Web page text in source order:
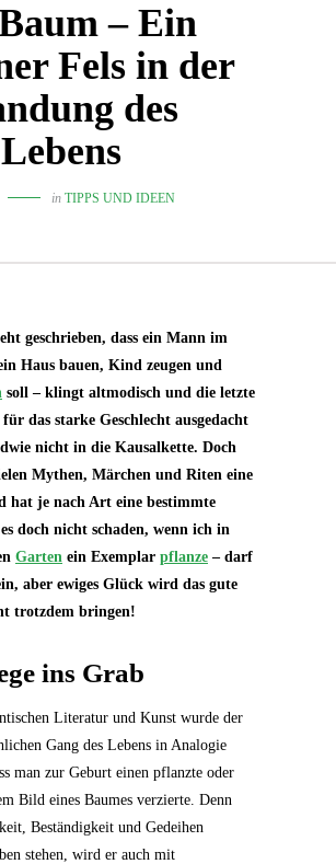
– Ein
Fels in der
des
Lebens
in TIPPS UND IDEEN
geschrieben, dass ein Mann im
Haus bauen, Kind zeugen und
soll – klingt altmodisch und die letzte
das starke Geschlecht ausgedacht
nicht in die Kausalkette. Doch
Mythen, Märchen und Riten eine
hat je nach Art eine bestimmte
doch nicht schaden, wenn ich in
Garten ein Exemplar pflanze – darf
aber ewiges Glück wird das gute
trotzdem bringen!
ins Grab
Literatur und Kunst wurde der
Gang des Lebens in Analogie
man zur Geburt einen pflanzte oder
Bild eines Baumes verzierte. Denn
Beständigkeit und Gedeihen
stehen, wird er auch mit